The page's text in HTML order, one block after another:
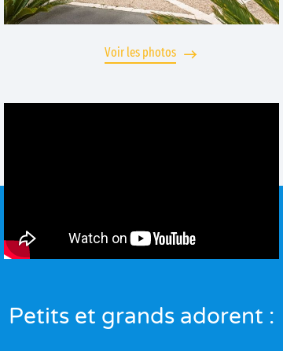
Voir les photos
Petits et grands adorent :